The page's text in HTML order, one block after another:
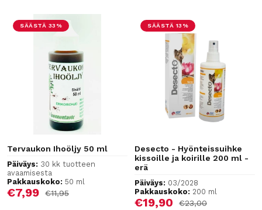
SÄÄSTÄ 33%
Tervaukon Ihoöljy 50 ml
Päiväys: 30 kk tuotteen
avaamisesta
Pakkauskoko: 50 ml
Alennushinta
€7,99 Normaalihinta
€11,95
SÄÄSTÄ 13%
Desecto - Hyönteissuihke
kissoille ja koirille 200 ml -
erä
Päiväys: 03/2028
Pakkauskoko: 200 ml
Alennushinta
€19,90 Normaalihinta
€23,00